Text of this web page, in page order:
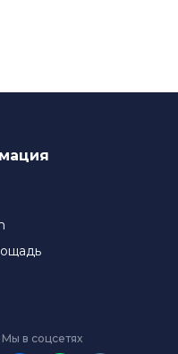
Мы в соцсетях